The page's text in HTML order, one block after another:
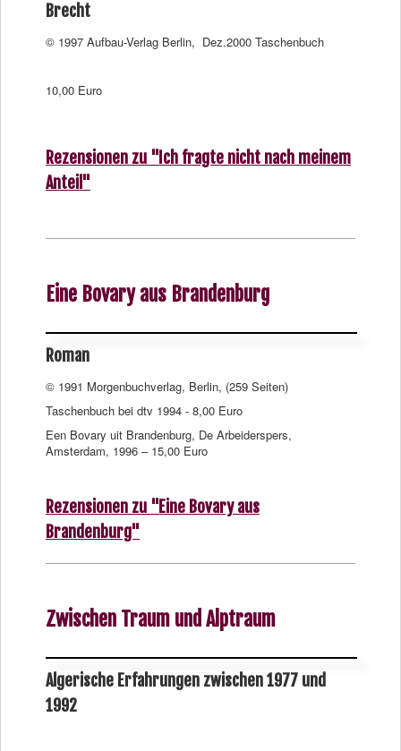
Brecht
© 1997 Aufbau-Verlag Berlin, Dez.2000 Taschenbuch
10,00 Euro
Rezensionen zu "Ich fragte nicht nach meinem
Anteil"
Eine Bovary aus Brandenburg
Roman
© 1991 Morgenbuchverlag, Berlin, (259 Seiten)
Taschenbuch bei dtv 1994 - 8,00 Euro
Een Bovary uit Brandenburg, De Arbeiderspers,
Amsterdam, 1996 – 15,00 Euro
Rezensionen zu "Eine Bovary aus
Brandenburg"
Zwischen Traum und Alptraum
Algerische Erfahrungen zwischen 1977 und
1992